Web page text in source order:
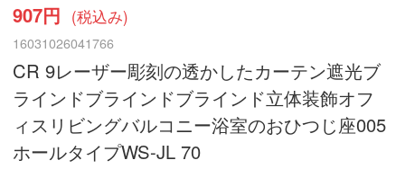
907円 (税込み)
16031026041766
CR 9レーザー彫刻の透かしたカーテン遮光ブ
ラインドブラインドブラインド立体装飾オフ
ィスリビングバルコニー浴室のおひつじ座005
ホールタイプWS-JL 70